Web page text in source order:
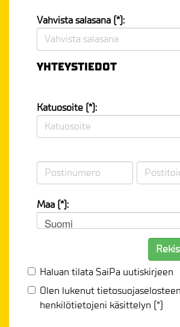
Vahvista salasana (*):
YHTEYSTIEDOT
Katuosoite (*):
Maa (*):
Suomi
Haluan tilata SaiPa uutiskirjeen
Olen lukenuttietosuojaselosteen
henkilötietojeni käsittelyn (*)